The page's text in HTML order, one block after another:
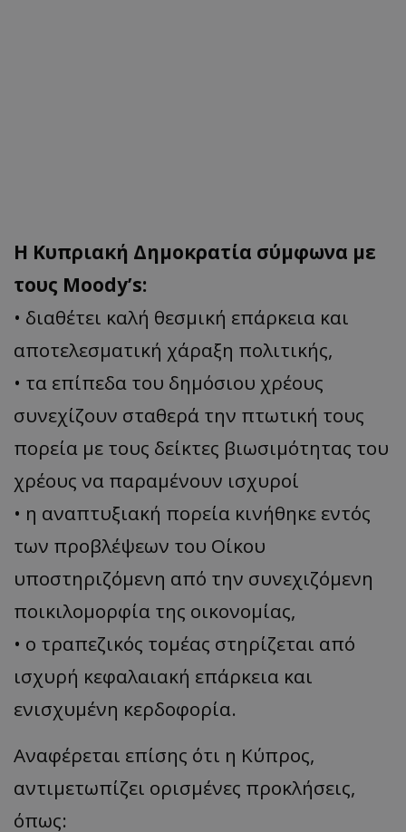
Η Κυπριακή Δημοκρατία σύμφωνα με
τους Moody’s:
• διαθέτει καλή θεσμική επάρκεια και
αποτελεσματική χάραξη πολιτικής,
• τα επίπεδα του δημόσιου χρέους
συνεχίζουν σταθερά την πτωτική τους
πορεία με τους δείκτες βιωσιμότητας του
χρέους να παραμένουν ισχυροί
• η αναπτυξιακή πορεία κινήθηκε εντός
των προβλέψεων του Οίκου
υποστηριζόμενη από την συνεχιζόμενη
ποικιλομορφία της οικονομίας,
• ο τραπεζικός τομέας στηρίζεται από
ισχυρή κεφαλαιακή επάρκεια και
ενισχυμένη κερδοφορία.
Αναφέρεται επίσης ότι η Κύπρος,
αντιμετωπίζει ορισμένες προκλήσεις,
όπως: